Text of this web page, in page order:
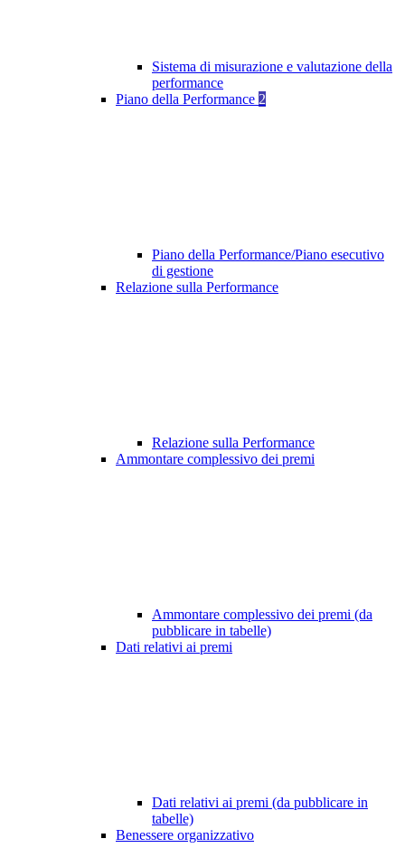
Sistema di misurazione e valutazione della
performance
Piano della Performance 2
Piano della Performance/Piano esecutivo
di gestione
Relazione sulla Performance
Relazione sulla Performance
Ammontare complessivo dei premi
Ammontare complessivo dei premi (da
pubblicare in tabelle)
Dati relativi ai premi
Dati relativi ai premi (da pubblicare in
tabelle)
Benessere organizzativo